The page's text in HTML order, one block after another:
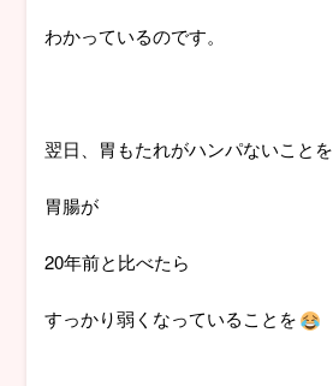
わかっているのです。
翌日、胃もたれがハンパないことを
胃腸が
20年前と比べたら
すっかり弱くなっていることを